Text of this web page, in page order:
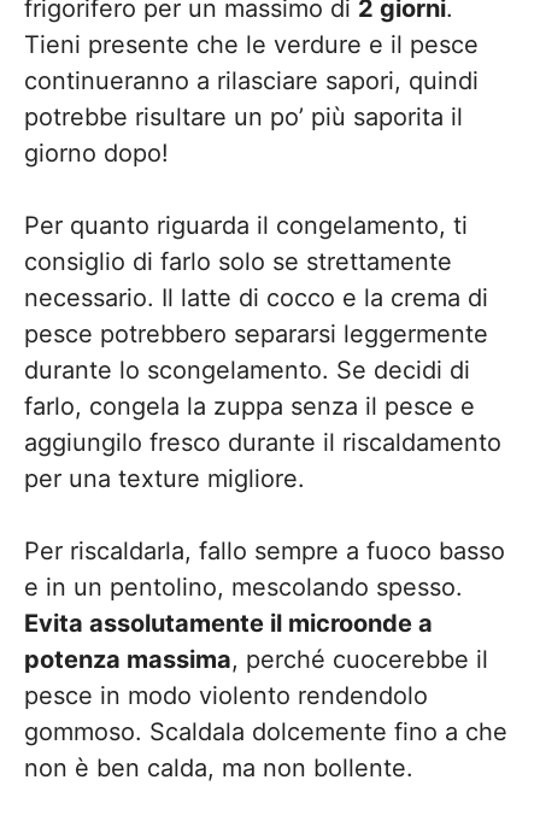
frigorifero per un massimo di 2 giorni.
Tieni presente che le verdure e il pesce
continueranno a rilasciare sapori, quindi
potrebbe risultare un po’ più saporita il
giorno dopo!
Per quanto riguarda il congelamento, ti
consiglio di farlo solo se strettamente
necessario. Il latte di cocco e la crema di
pesce potrebbero separarsi leggermente
durante lo scongelamento. Se decidi di
farlo, congela la zuppa senza il pesce e
aggiungilo fresco durante il riscaldamento
per una texture migliore.
Per riscaldarla, fallo sempre a fuoco basso
e in un pentolino, mescolando spesso.
Evita assolutamente il microonde a
potenza massima, perché cuocerebbe il
pesce in modo violento rendendolo
gommoso. Scaldala dolcemente fino a che
non è ben calda, ma non bollente.